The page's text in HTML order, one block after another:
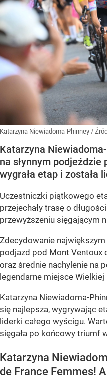
Katarzyna Niewiadoma-Phinney /
Katarzyna
na słynnym
wygrała etap i została
Uczestniczki piątkowego
przejechały trasę o
przewyższeniu sięgającym
Zdecydowanie największym
podjazd pod Mont Ventoux
oraz średnie nachylenie na
legendarne miejsce Wielkiej
Katarzyna Niewiadoma-
się najlepsza, wygrywając
liderki całego wyścigu.
sięgała po końcowy triumf
Katarzyna
de France Femmes!